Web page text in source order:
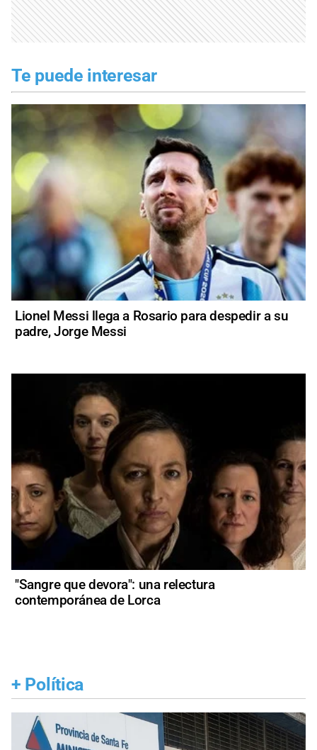
Te puede interesar
Lionel Messi llega a Rosario para despedir a su
padre, Jorge Messi
"Sangre que devora": una relectura
contemporánea de Lorca
+ Política